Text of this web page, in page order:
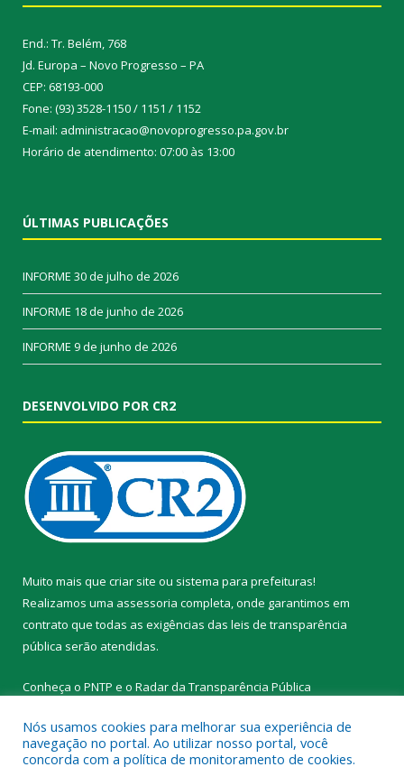
End.: Tr. Belém, 768
Jd. Europa – Novo Progresso – PA
CEP: 68193-000
Fone: (93) 3528-1150 / 1151 / 1152
E-mail: administracao@novoprogresso.pa.gov.br
Horário de atendimento: 07:00 às 13:00
ÚLTIMAS PUBLICAÇÕES
INFORME 30 de julho de 2026
INFORME 18 de junho de 2026
INFORME 9 de junho de 2026
DESENVOLVIDO POR CR2
Muito mais que criar site ou sistema para prefeituras!
Realizamos uma assessoria completa, onde garantimos em
contrato que todas as exigências das leis de transparência
pública serão atendidas.
Conheça o PNTP e o Radar da Transparência Pública
Nós usamos cookies para melhorar sua experiência de
navegação no portal. Ao utilizar nosso portal, você
concorda com a política de monitoramento de cookies.